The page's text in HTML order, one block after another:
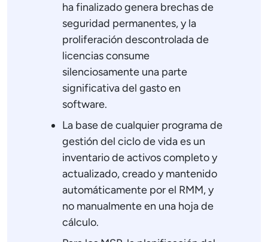
ha finalizado genera brechas de
seguridad permanentes, y la
proliferación descontrolada de
licencias consume
silenciosamente una parte
significativa del gasto en
software.
La base de cualquier programa de
gestión del ciclo de vida es un
inventario de activos completo y
actualizado, creado y mantenido
automáticamente por el RMM, y
no manualmente en una hoja de
cálculo.